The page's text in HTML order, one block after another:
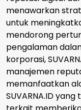
menawarkan
untuk
mendorong
pengalaman
korporasi,
manajemen
memanfaatkan
SUVARNA.ID